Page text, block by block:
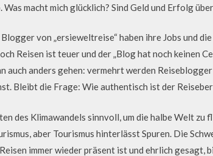
macht mich glücklich? Sind Geld und Erfolg
von „ersieweltreise“ haben ihre Jobs und
Reisen ist teuer und der „Blog hat noch keinen
auch anders gehen: vermehrt werden
Bleibt die Frage: Wie authentisch ist der
des Klimawandels sinnvoll, um die halbe Welt
aber Tourismus hinterlässt Spuren. Die
immer wieder präsent ist und ehrlich gesagt,